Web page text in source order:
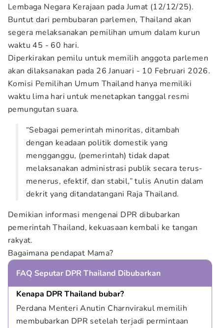
Lembaga Negara Kerajaan pada Jumat (12/12/25).
Buntut dari pembubaran parlemen, Thailand akan
segera melaksanakan pemilihan umum dalam kurun
waktu 45 - 60 hari.
Diperkirakan pemilu untuk memilih anggota parlemen
akan dilaksanakan pada 26 Januari - 10 Februari 2026.
Komisi Pemilihan Umum Thailand hanya memiliki
waktu lima hari untuk menetapkan tanggal resmi
pemungutan suara.
“Sebagai pemerintah minoritas, ditambah
dengan keadaan politik domestik yang
mengganggu, (pemerintah) tidak dapat
melaksanakan administrasi publik secara terus-
menerus, efektif, dan stabil,” tulis Anutin dalam
dekrit yang ditandatangani Raja Thailand.
Demikian informasi mengenai DPR dibubarkan
pemerintah Thailand, kekuasaan kembali ke tangan
rakyat.
Bagaimana pendapat Mama?
FAQ Seputar DPR Thailand Dibubarkan
Kenapa DPR Thailand bubar?
Perdana Menteri Anutin Charnvirakul memilih
membubarkan DPR setelah terjadi permintaan